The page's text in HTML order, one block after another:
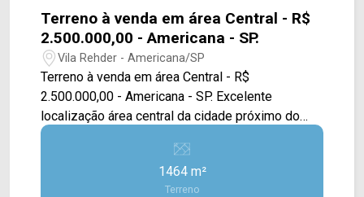
Terreno à venda em área Central - R$
2.500.000,00 - Americana - SP.
Vila Rehder - Americana/SP
Terreno à venda em área Central - R$
2.500.000,00 - Americana - SP. Excelente
localização área central da cidade próximo do
centro, viaduto centenário e saída para
anhanguera. Terreno com 1.464,00 M² - 29,40m
de frente e fundo e 50,00m de direita e esquerda.
1464 m²
Terreno